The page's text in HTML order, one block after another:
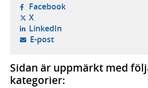
Facebook- öppnas i ny flik,
X- öppnas i ny flik, extern
LinkedIn- öppnas i ny flik,
E-post- öppnar din e-postklient,
Sidan är uppmärkt med
kategorier: